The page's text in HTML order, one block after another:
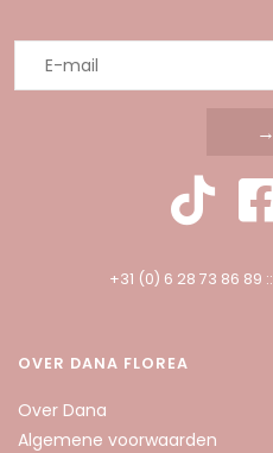
→
+31 (0) 6 28 73 86 89 ::
OVER DANA FLOREA
Over Dana
Algemene voorwaarden